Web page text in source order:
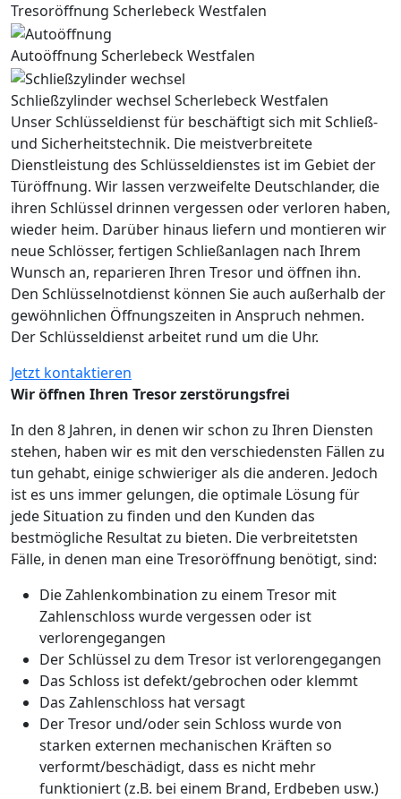
Tresoröffnung Scherlebeck Westfalen
Autoöffnung Scherlebeck Westfalen
Schließzylinder wechsel Scherlebeck Westfalen
Unser Schlüsseldienst für beschäftigt sich mit Schließ-
und Sicherheitstechnik. Die meistverbreitete
Dienstleistung des Schlüsseldienstes ist im Gebiet der
Türöffnung. Wir lassen verzweifelte Deutschlander, die
ihren Schlüssel drinnen vergessen oder verloren haben,
wieder heim. Darüber hinaus liefern und montieren wir
neue Schlösser, fertigen Schließanlagen nach Ihrem
Wunsch an, reparieren Ihren Tresor und öffnen ihn.
Den Schlüsselnotdienst können Sie auch außerhalb der
gewöhnlichen Öffnungszeiten in Anspruch nehmen.
Der Schlüsseldienst arbeitet rund um die Uhr.
Jetzt kontaktieren
Wir öffnen Ihren Tresor zerstörungsfrei
In den 8 Jahren, in denen wir schon zu Ihren Diensten
stehen, haben wir es mit den verschiedensten Fällen zu
tun gehabt, einige schwieriger als die anderen. Jedoch
ist es uns immer gelungen, die optimale Lösung für
jede Situation zu finden und den Kunden das
bestmögliche Resultat zu bieten. Die verbreitetsten
Fälle, in denen man eine Tresoröffnung benötigt, sind:
Die Zahlenkombination zu einem Tresor mit
Zahlenschloss wurde vergessen oder ist
verlorengegangen
Der Schlüssel zu dem Tresor ist verlorengegangen
Das Schloss ist defekt/gebrochen oder klemmt
Das Zahlenschloss hat versagt
Der Tresor und/oder sein Schloss wurde von
starken externen mechanischen Kräften so
verformt/beschädigt, dass es nicht mehr
funktioniert (z.B. bei einem Brand, Erdbeben usw.)